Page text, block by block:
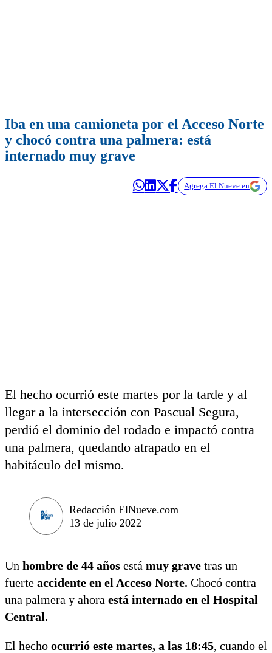
Iba en una camioneta por el Acceso Norte
y chocó contra una palmera: está
internado muy grave
Agrega El Nueve en
El hecho ocurrió este martes por la tarde y al
llegar a la intersección con Pascual Segura,
perdió el dominio del rodado e impactó contra
una palmera, quedando atrapado en el
habitáculo del mismo.
Redacción ElNueve.com
13 de julio 2022
Un hombre de 44 años está muy grave tras un
fuerte accidente en el Acceso Norte. Chocó contra
una palmera y ahora está internado en el Hospital
Central.
El hecho ocurrió este martes, a las 18:45, cuando el